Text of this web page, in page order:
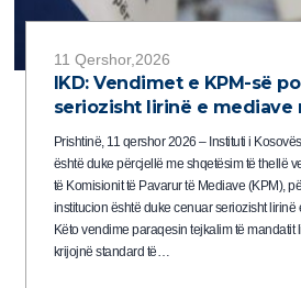
11 Qershor,2026
IKD: Vendimet e KPM-së
seriozisht lirinë e mediave
Prishtinë, 11 qershor 2026 – Instituti i
është duke përcjellë me shqetësim të thellë
të Komisionit të Pavarur të Mediave (KPM),
institucion është duke cenuar seriozisht
Këto vendime paraqesin tejkalim të mandatit
krijojnë standard të…